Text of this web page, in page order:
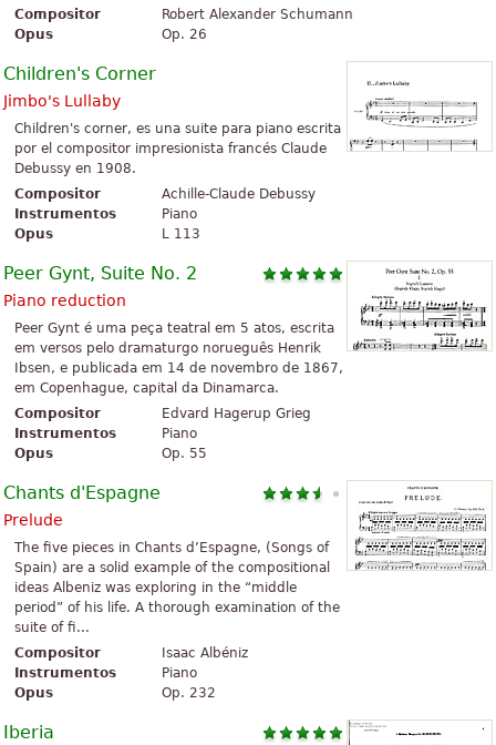
Compositor
Robert Alexander Schumann
Opus
Op. 26
Children's Corner
Jimbo's Lullaby
Children's corner, es una suite para piano escrita
por el compositor impresionista francés Claude
Debussy en 1908.
Compositor
Achille-Claude Debussy
Instrumentos
Piano
Opus
L 113
Peer Gynt, Suite No. 2
Piano reduction
Peer Gynt é uma peça teatral em 5 atos, escrita
em versos pelo dramaturgo norueguês Henrik
Ibsen, e publicada em 14 de novembro de 1867,
em Copenhague, capital da Dinamarca.
Compositor
Edvard Hagerup Grieg
Instrumentos
Piano
Opus
Op. 55
Chants d'Espagne
Prelude
The five pieces in Chants d’Espagne, (Songs of
Spain) are a solid example of the compositional
ideas Albeniz was exploring in the “middle
period” of his life. A thorough examination of the
suite of fi...
Compositor
Isaac Albéniz
Instrumentos
Piano
Opus
Op. 232
Iberia